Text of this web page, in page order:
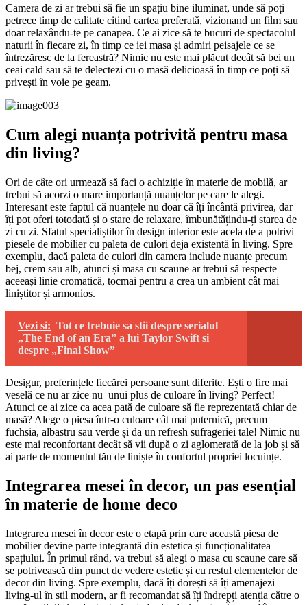
Camera de zi ar trebui să fie un spațiu bine iluminat, unde să poți
petrece timp de calitate citind cartea preferată, vizionand un film sau
doar relaxându-te pe canapea. Ce ai zice să te bucuri de spectacolul
naturii în fiecare zi, în timp ce iei masa și admiri peisajele ce se
întrezăresc de la fereastră? Nimic nu este mai plăcut decât să bei un
ceai cald sau să te delectezi cu o masă delicioasă în timp ce poți să
privești în voie pe geam.
Cum alegi nuanța potrivită pentru masa
din living?
Ori de câte ori urmează să faci o achiziție în materie de mobilă, ar
trebui să acorzi o mare importanță nuanțelor pe care le alegi.
Interesant este faptul că nuanțele nu doar că îți încântă privirea, dar
îți pot oferi totodată și o stare de relaxare, îmbunătățindu-ți starea de
zi cu zi. Sfatul specialiștilor în design interior este acela de a potrivi
piesele de mobilier cu paleta de culori deja existentă în living. Spre
exemplu, dacă paleta de culori din camera include nuanțe precum
bej, crem sau alb, atunci și masa cu scaune ar trebui să respecte
aceeași linie cromatică, tocmai pentru a crea un ambient cât mai
liniștitor și armonios.
Vezi si: Tot ce trebuie sa stii despre serialul
„The End of an Era” a lui Taylor Swift si
despre „Final Show”
Desigur, preferințele fiecărei persoane sunt diferite. Ești o fire mai
veselă ce nu ar zice nu unui plus de culoare în living? Perfect!
Atunci ce ai zice ca acea pată de culoare să fie reprezentată chiar de
masă? Alege o piesa într-o culoare cât mai puternică, precum
fuchsia, albastru sau verde și da un refresh sufrageriei tale! Nimic nu
este mai reconfortant decât să vii după o zi aglomerată de la job și să
ai parte de momentul tău de liniște în confortul propriei locuințe.
Integrarea mesei în decor, un pas esențial
în materie de home deco
Integrarea mesei în decor este o etapă prin care această piesa de
mobilier devine parte integrantă din estetica și funcționalitatea
spațiului. În primul rând, va trebui să alegi o masa cu scaune care să
se potrivească din punct de vedere estetic și cu restul elementelor de
decor din living. Spre exemplu, dacă îți dorești să îți amenajezi
living-ul în stil modern, ar fi recomandat să îți îndrepți atenția către o